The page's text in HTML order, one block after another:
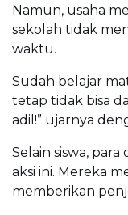
Namun, usaha
sekolah tidak
waktu.
Sudah belajar
tetap tidak bisa
adil!” ujarnya
Selain siswa,
aksi ini. Mereka
memberikan